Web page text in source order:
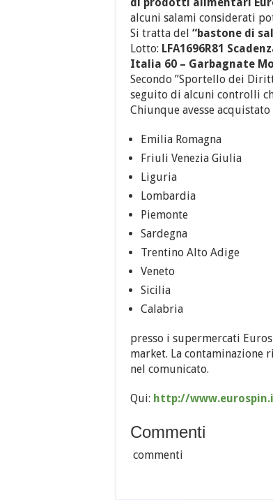
alcuni salami considerati
Si tratta del “bastone di
Lotto: LFA1696R81
Italia 60 – Garbagnate
Secondo ”Sportello dei
seguito di alcuni controlli
Chiunque avesse
Emilia Romagna
Friuli Venezia Giulia
Liguria
Lombardia
Piemonte
Sardegna
Trentino Alto Adige
Veneto
Sicilia
Calabria
presso i supermercati
market. La contaminazione
nel comunicato.
Qui: http://
Commenti
commenti